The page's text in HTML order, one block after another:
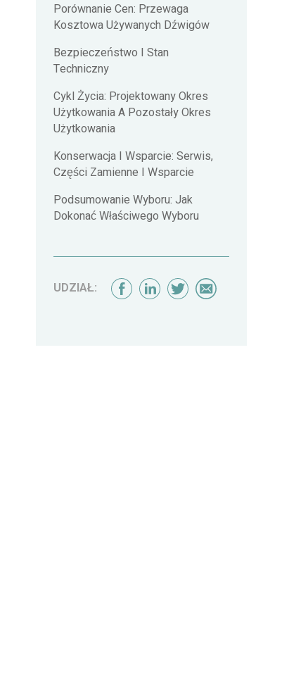
Porównanie Cen: Przewaga
Kosztowa Używanych Dźwigów
Bezpieczeństwo I Stan
Techniczny
Cykl Życia: Projektowany Okres
Użytkowania A Pozostały Okres
Użytkowania
Konserwacja I Wsparcie: Serwis,
Części Zamienne I Wsparcie
Podsumowanie Wyboru: Jak
Dokonać Właściwego Wyboru
UDZIAŁ: